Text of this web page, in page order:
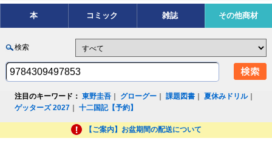
本 コミック 雑誌 その他商材
検索
注目のキーワード： 東野圭吾 グローグー ｜課題図書 ｜夏休みドリル｜
ゲッターズ 2027 ｜十二国記【予約】
【ご案内】お盆期間の配送について